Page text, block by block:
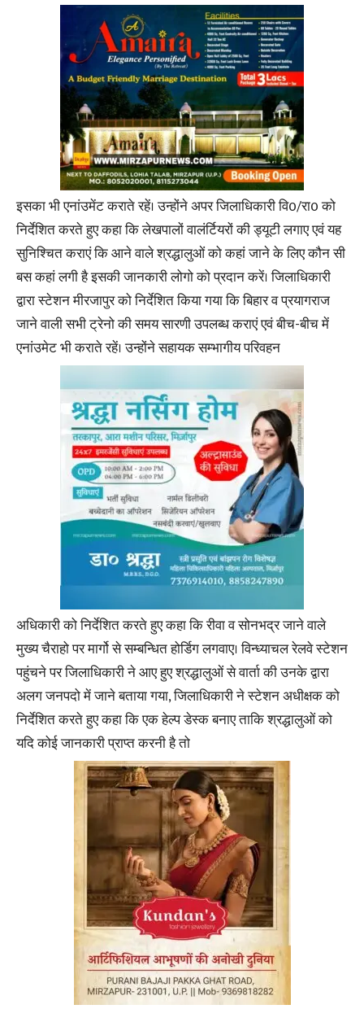
इसका भी एनांउमेंट कराते रहें। उन्होंने अपर जिलाधिकारी वि0/रा0 को
निर्देशित करते हुए कहा कि लेखपालों वालंर्टियरों की ड्यूटी लगाए एवं यह
सुनिश्चित कराएं कि आने वाले श्रद्धालुओं को कहां जाने के लिए कौन सी
बस कहां लगी है इसकी जानकारी लोगो को प्रदान करें। जिलाधिकारी
द्वारा स्टेशन मीरजापुर को निर्देशित किया गया कि बिहार व प्रयागराज
जाने वाली सभी ट्रेनो की समय सारणी उपलब्ध कराएं एवं बीच-बीच में
एनांउमेट भी कराते रहें। उन्होंने सहायक सम्भागीय परिवहन
अधिकारी को निर्देशित करते हुए कहा कि रीवा व सोनभद्र जाने वाले
मुख्य चैराहो पर मार्गो से सम्बन्धित होर्डिग लगवाए। विन्ध्याचल रेलवे स्टेशन
पहुंचने पर जिलाधिकारी ने आए हुए श्रद्धालुओं से वार्ता की उनके द्वारा
अलग जनपदो में जाने बताया गया, जिलाधिकारी ने स्टेशन अधीक्षक को
निर्देशित करते हुए कहा कि एक हेल्प डेस्क बनाए ताकि श्रद्धालुओं को
यदि कोई जानकारी प्राप्त करनी है तो